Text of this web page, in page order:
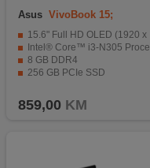
Asus VivoBook 15;
15.6" Full HD OLED (1920 x 1080), 16:9, 60 Hz
Intel® Core™ i3-N305 Processor 1.8 GHz
8 GB DDR4
256 GB PCIe SSD
859,00 KM